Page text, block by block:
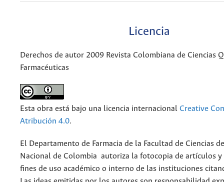
Licencia
Derechos de autor 2009 Revista Colombiana de Ciencias
Farmacéuticas
Esta obra está bajo una licencia internacional Creative
Atribución 4.0.
El Departamento de Farmacia de la Facultad de Ciencias
Nacional de Colombia autoriza la fotocopia de artículos
fines de uso académico o interno de las instituciones